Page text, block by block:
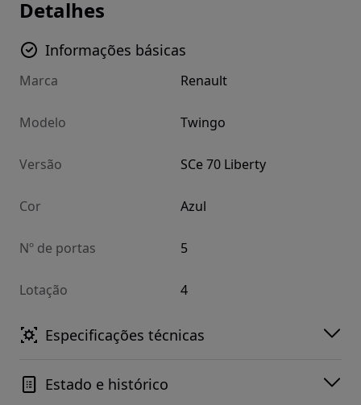
Detalhes
Informações básicas
Marca Renault
Modelo Twingo
Versão SCe 70 Liberty
Cor Azul
Nº de portas 5
Lotação 4
Especificações técnicas
Estado e histórico